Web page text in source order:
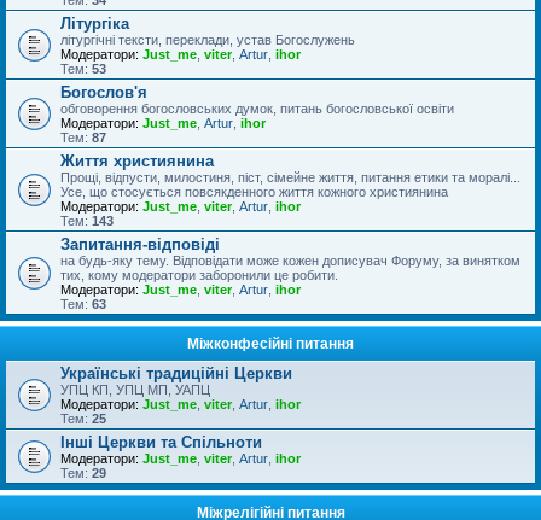
Літургіка
літургічні тексти, переклади, устав Богослужень
Модератори: Just_me viter, Artur ihor
Тем: 53
Богослов'я
обговорення богословських думок, питань богословської освіти
Модератори: Just_me Artur ihor
Тем: 87
Життя християнина
Прощі, відпусти, милостиня, піст, сімейне життя, питання етики та моралі...
Усе, що стосується повсякденного життя кожного християнина
Модератори: Just_me viter, Artur ihor
Тем: 143
Запитання-відповіді
на будь-яку тему. Відповідати може кожен дописувач Форуму, за винятком
тих, кому модератори заборонили це робити.
Модератори: Just_me viter, Artur ihor
Тем: 63
Міжконфесійні питання
Українські традиційні Церкви
УПЦ КП, УПЦ МП, УАПЦ
Модератори: Just_me viter, Artur ihor
Тем: 25
Інші Церкви та Спільноти
Модератори: Just_me viter, Artur ihor
Тем: 29
Міжрелігійні питання